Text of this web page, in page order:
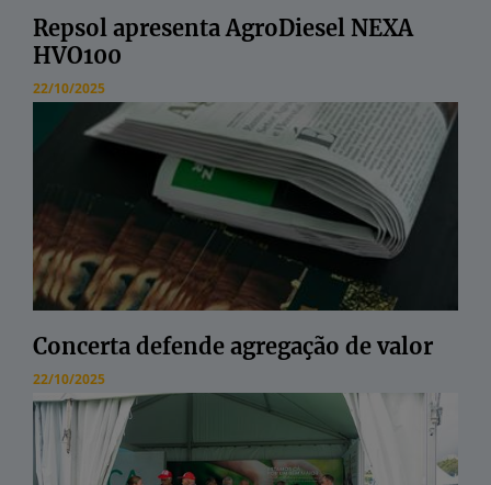
Repsol apresenta AgroDiesel NEXA
HVO100
22/10/2025
Concerta defende agregação de valor
22/10/2025